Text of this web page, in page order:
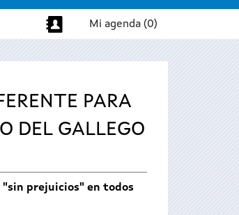
search
Mi agenda (0)
PARA
DEL GALLEGO
"sin prejuicios" en todos